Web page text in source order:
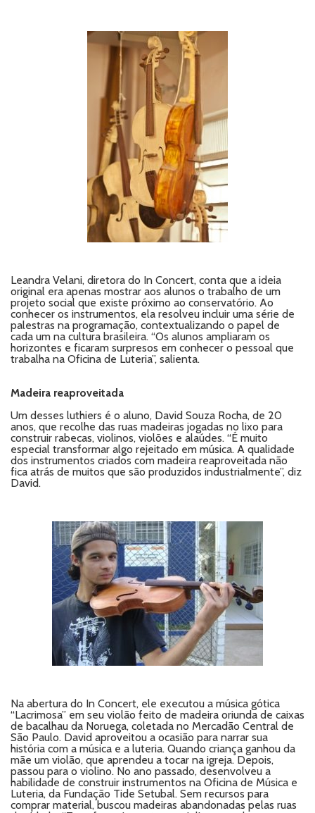
Leandra Velani, diretora do In Concert, conta que a ideia
original era apenas mostrar aos alunos o trabalho de um
projeto social que existe próximo ao conservatório. Ao
conhecer os instrumentos, ela resolveu incluir uma série de
palestras na programação, contextualizando o papel de
cada um na cultura brasileira. “Os alunos ampliaram os
horizontes e ficaram surpresos em conhecer o pessoal que
trabalha na Oficina de Luteria”, salienta.
Madeira reaproveitada
Um desses luthiers é o aluno, David Souza Rocha, de 20
anos, que recolhe das ruas madeiras jogadas no lixo para
construir rabecas, violinos, violões e alaúdes. “É muito
especial transformar algo rejeitado em música. A qualidade
dos instrumentos criados com madeira reaproveitada não
fica atrás de muitos que são produzidos industrialmente”, diz
David.
Na abertura do In Concert, ele executou a música gótica
“Lacrimosa” em seu violão feito de madeira oriunda de caixas
de bacalhau da Noruega, coletada no Mercadão Central de
São Paulo. David aproveitou a ocasião para narrar sua
história com a música e a luteria. Quando criança ganhou da
mãe um violão, que aprendeu a tocar na igreja. Depois,
passou para o violino. No ano passado, desenvolveu a
habilidade de construir instrumentos na Oficina de Música e
Luteria, da Fundação Tide Setubal. Sem recursos para
comprar material, buscou madeiras abandonadas pelas ruas